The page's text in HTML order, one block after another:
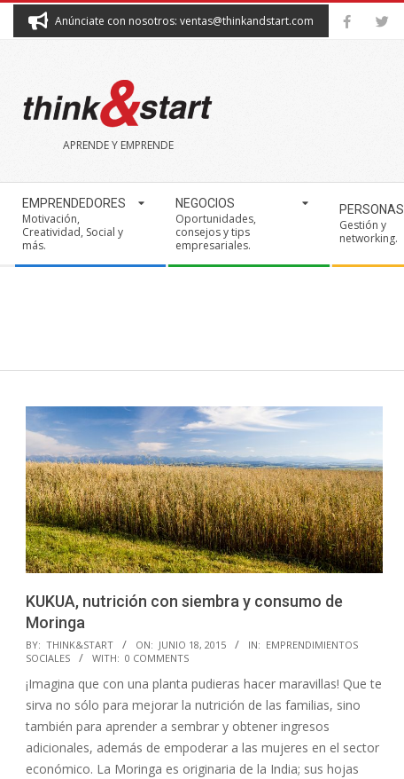
Anúnciate con nosotros: ventas@thinkandstart.com
THINK&START
APRENDE Y EMPRENDE
Navigation
Menu
EMPRENDEDORES
Motivación,
Creatividad, Social y
más.
NEGOCIOS
Oportunidades,
consejos y tips
empresariales.
PERSONAS
Gestión y
networking.
KUKUA, nutrición con siembra y consumo de
Moringa
2015-
06-
18
BY: THINK&START ON: JUNIO 18, 2015 IN: EMPRENDIMIENTOS
SOCIALES
WITH: 0 COMMENTS
¡Imagina que con una planta pudieras hacer maravillas! Que te
sirva no sólo para mejorar la nutrición de las familias, sino
también para aprender a sembrar y obtener ingresos
adicionales, además de empoderar a las mujeres en el sector
económico. La Moringa es originaria de la India; sus hojas